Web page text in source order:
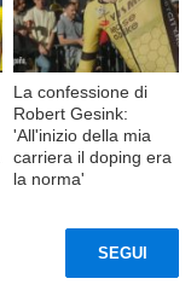
La confessione di
Robert Gesink:
'All'inizio della mia
carriera il doping era
la norma'
SEGUI